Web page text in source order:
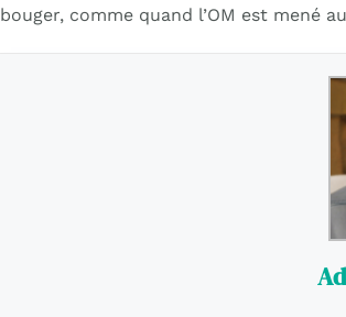
bouger, comme quand l’OM est mené